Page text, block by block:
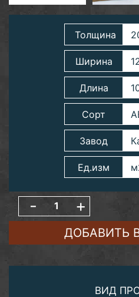
Толщина
Ширина
Длина
Сорт
Завод
Ед.изм
- +
ДОБАВИТЬ
ВИД